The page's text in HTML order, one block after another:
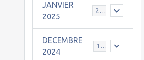
JANVIER
2025
25
DECEMBRE
2024
19